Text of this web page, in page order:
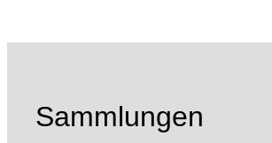
dem Blickwinkel "Jagd und Macht
Schorfheide".
Sammlungen